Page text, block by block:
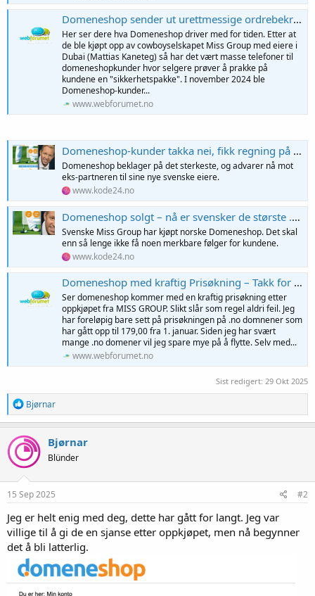
Domeneshop sender ut urettmessige ordrebekreftelser
Her ser dere hva Domeneshop driver med for tiden. Etter at
de ble kjøpt opp av cowboyselskapet Miss Group med eiere i
Dubai (Mattias Kaneteg) så har det vært masse telefoner til
domeneshopkunder hvor selgere prøver å prakke på
kundene en "sikkerhetspakke". I november 2024 ble
Domeneshop-kunder...
www.webforumet.no
Domeneshop-kunder takka nei, fikk regning på 5.000,-
Domeneshop beklager på det sterkeste, og advarer nå mot
eks-partneren til sine nye svenske eiere.
www.kode24.no
Domeneshop solgt – nå er svensker de største .no-selgerne
Svenske Miss Group har kjøpt norske Domeneshop. Det skal
enn så lenge ikke få noen merkbare følger for kundene.
www.kode24.no
Domeneshop med kraftig Prisøkning – Takk for meg!
Ser domeneshop kommer med en kraftig prisøkning etter
oppkjøpet fra MISS GROUP. Slikt slår som regel aldri feil. Jeg
har foreløpig bare sett på prisøkningen på .no domnener som
har gått opp til 179,00 fra 1. januar. Siden jeg har svært
mange .no domener vil jeg spare mye på å flytte. Selv med...
www.webforumet.no
Sist redigert: 29 Okt 2025
R
e
a
k
s
j
o
n
e
:
Bjørnar
Bjørnar
Blünder
15 Sep 2025 #2
Jeg er helt enig med deg, dette har gått for langt. Jeg var
villige til å gi de en sjanse etter oppkjøpet, men nå begynner
det å bli latterlig.